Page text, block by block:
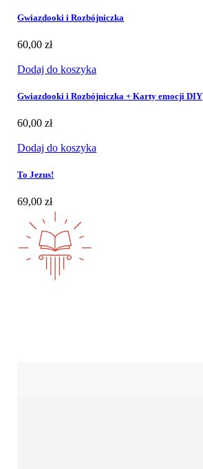
Gwiazdooki i Rozbójniczka
60,00zł
Dodaj do koszyka
Gwiazdooki i Rozbójniczka + Karty emocji DIY
60,00zł
Dodaj do koszyka
To Jezus!
69,00zł